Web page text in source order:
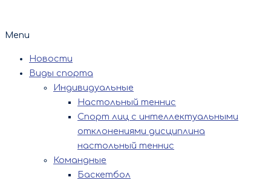
Menu
Новости
Виды спорта
Индивидуальные
Настольный теннис
Спорт лиц с интеллектуальными
отклонениями дисциплина
настольный теннис
Командные
Баскетбол